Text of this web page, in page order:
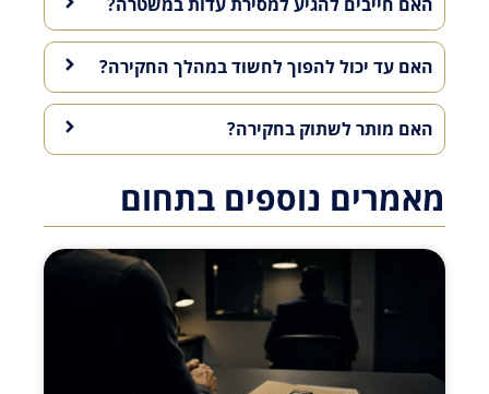
האם עד יכול להפוך לחשוד במהלך החקירה?
האם מותר לשתוק בחקירה?
מאמרים נוספים בתחום